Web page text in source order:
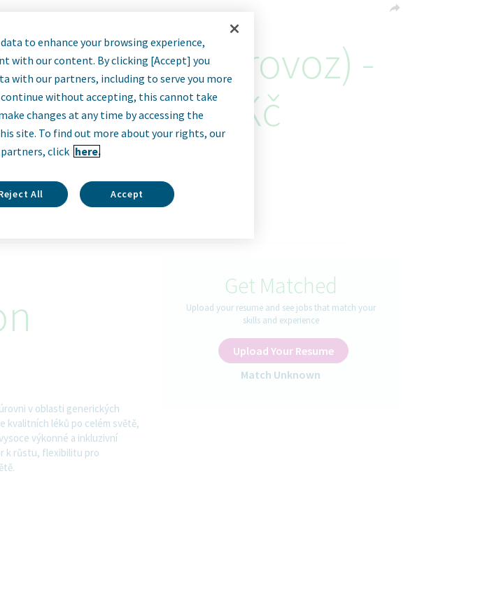
(3 směnný provoz) -
50 000 Kč
Czech Republic
Now
v oblasti generických
kvalitních léků po celém světě,
výkonné a inkluzivní
k růstu, flexibilitu pro
Get Matched
Upload your resume and see jobs that match your
skills and experience
Upload Your Resume
Match Unknown
to enhance your browsing experience,
with our content. By clicking [Accept] you
with our partners, including to serve you more
without accepting, this cannot take
changes at any time by accessing the
site. To find out more about your rights, our
click here.
All Accept